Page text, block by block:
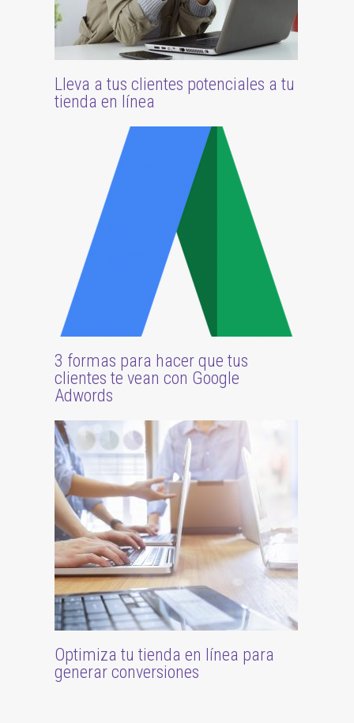
Lleva a tus clientes potenciales a tu
tienda en línea
3 formas para hacer que tus
clientes te vean con Google
Adwords
Optimiza tu tienda en línea para
generar conversiones